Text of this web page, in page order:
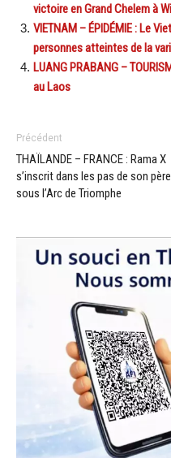
victoire en Grand Chelem à
VIETNAM – ÉPIDÉMIE : Le
personnes atteintes de la
LUANG PRABANG –
au Laos
Précédent
THAÏLANDE – FRANCE : Rama X
s’inscrit dans les pas de son père
sous l’Arc de Triomphe